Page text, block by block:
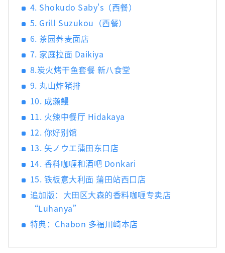
4. Shokudo Saby's（西餐）
5. Grill Suzukou（西餐）
6. 茶园荞麦面店
7. 家庭拉面 Daikiya
8.炭火烤干鱼套餐 新八食堂
9. 丸山炸猪排
10. 成濑鳗
11. 火辣中餐厅 Hidakaya
12. 你好别馆
13. 矢ノウエ蒲田东口店
14. 香料咖喱和酒吧 Donkari
15. 铁板意大利面 蒲田站西口店
追加版：大田区大森的香料咖喱专卖店
“Luhanya”
特典：Chabon 多福川崎本店